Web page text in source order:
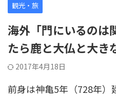
観光・旅
海外「門にいるのは
たら鹿と大仏と大き
2017年4月18日
前身は神亀5年（728年）